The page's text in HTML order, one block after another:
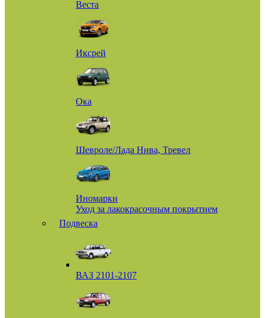
Веста
Иксрей
Ока
Шевроле/Лада Нива, Тревел
Иномарки
Уход за лакокрасочным покрытием
Подвеска
ВАЗ 2101-2107